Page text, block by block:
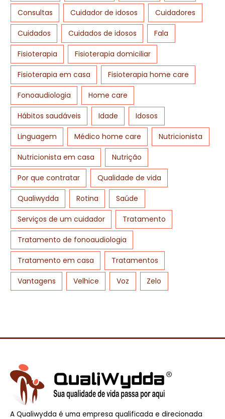
Consultas Cuidador de idosos Cuidadores
Cuidados Cuidados de idosos Fala
Fisioterapia Fisioterapia domiciliar
Fisioterapia em casa Fisioterapia home care
Fonoaudiologia Home care
Hábitos saudáveis Idade Idosos
Linguagem Médico home care Nutricionista
Nutricionista em casa Nutrição
Por que contratar Qualidade de vida
Qualiwydda Rotina Saúde
Serviços de um cuidador Tratamento
Tratamento de fonoaudiologia
Tratamento em casa Tratamentos
Vantagens Velhice Voz Zelo
A Qualiwydda é uma empresa qualificada e direcionada